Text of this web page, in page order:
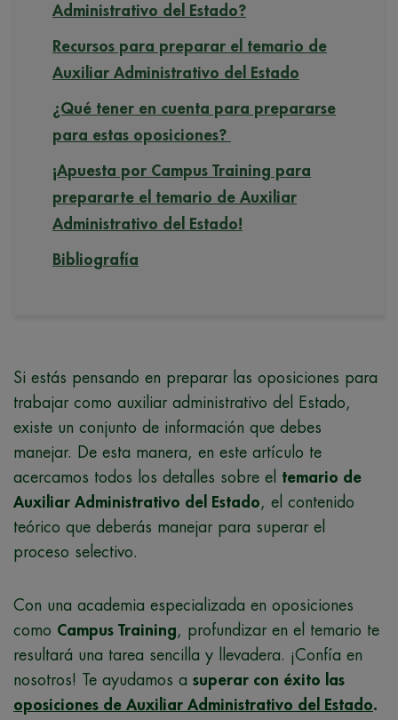
Administrativo del Estado?
Recursos para preparar el temario de
Auxiliar Administrativo del Estado
¿Qué tener en cuenta para prepararse
para estas oposiciones?
¡Apuesta por Campus Training para
prepararte el temario de Auxiliar
Administrativo del Estado!
Bibliografía
Si estás pensando en preparar las oposiciones para
trabajar como auxiliar administrativo del Estado,
existe un conjunto de información que debes
manejar. De esta manera, en este artículo te
acercamos todos los detalles sobre el temario de
Auxiliar Administrativo del Estado , el contenido
teórico que deberás manejar para superar el
proceso selectivo.
Con una academia especializada en oposiciones
como Campus Training , profundizar en el temario te
resultará una tarea sencilla y llevadera. ¡Confía en
nosotros! Te ayudamos a superar con éxito las
oposiciones de Auxiliar Administrativo del Estado.